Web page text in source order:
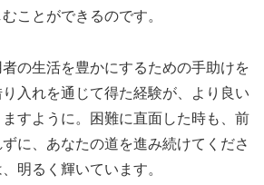
ことができるのです。
の生活を豊かにするための手助けを
入れを通じて得た経験が、より良い
すように。困難に直面した時も、前
に、あなたの道を進み続けてくださ
明るく輝いています。